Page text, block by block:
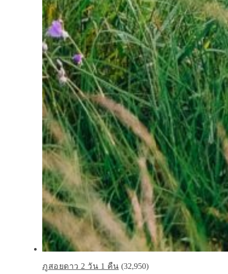
ภูสอยดาว 2 วัน 1 คืน (32,950)